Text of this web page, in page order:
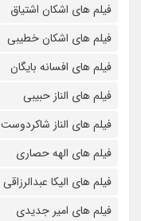
فیلم های اشکان اشتیاق
فیلم های اشکان خطیبی
فیلم های افسانه بایگان
فیلم های الناز حبیبی
فیلم های الناز شاکردوست
فیلم های الهه حصاری
فیلم های الیکا عبدالرزاقی
فیلم های امیر جدیدی